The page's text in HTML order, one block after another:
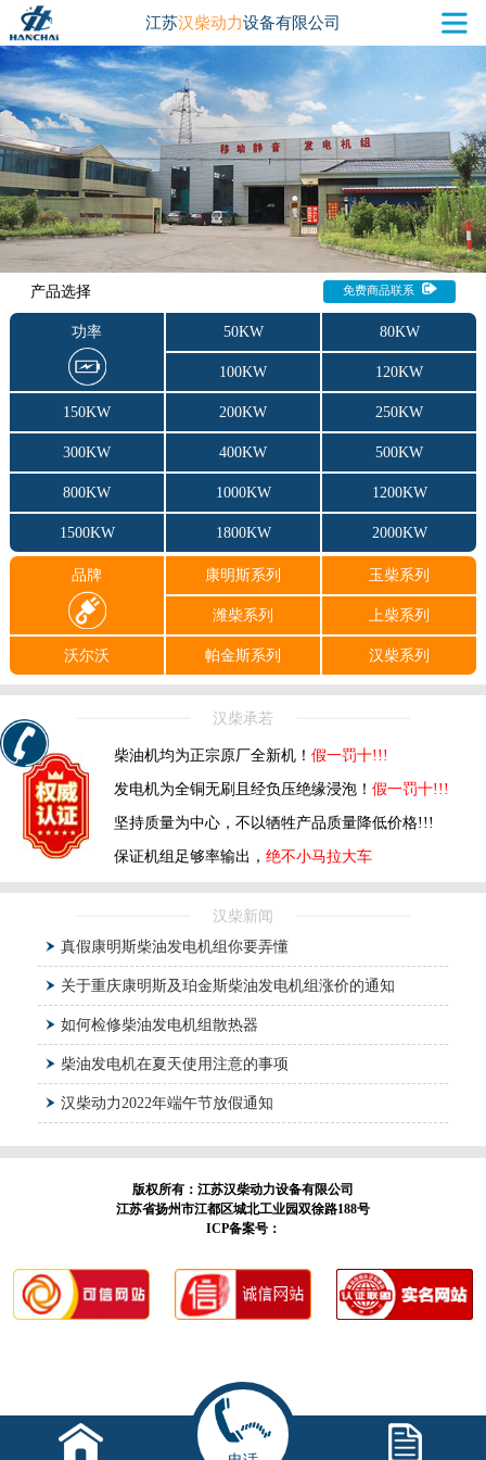
江苏汉柴动力设备有限公司
产品选择 免费商品联系
功率 50KW 80KW
100KW 120KW
150KW 200KW 250KW
300KW 400KW 500KW
800KW 1000KW 1200KW
1500KW 1800KW 2000KW
品牌 康明斯系列 玉柴系列
潍柴系列 上柴系列
沃尔沃 帕金斯系列 汉柴系列
汉柴承若
柴油机均为正宗原厂全新机！ 假一罚十!!!
发电机为全铜无刷且经负压绝缘浸泡！ 假一罚十!!!
坚持质量为中心，不以牺牲产品质量降低价格!!!
保证机组足够率输出， 绝不小马拉大车
汉柴新闻
真假康明斯柴油发电机组你要弄懂
关于重庆康明斯及珀金斯柴油发电机组涨价的通知
如何检修柴油发电机组散热器
柴油发电机在夏天使用注意的事项
汉柴动力2022年端午节放假通知
版权所有：江苏汉柴动力设备有限公司
江苏省扬州市江都区城北工业园双徐路188号
ICP备案号：